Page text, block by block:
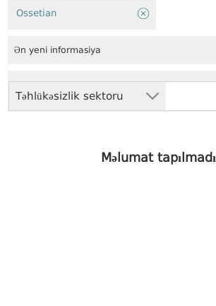
Təhlükəsizlik sektoru
Ossetian
Ən yeni informasiya
Məlumat tapılmadı